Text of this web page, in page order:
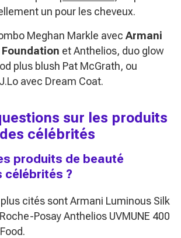
un pour les cheveux.
Meghan Markle avec Armani
et Anthelios, duo glow
plus blush Pat McGrath, ou
avec Dream Coat.
sur les produits
célébrités
produits de beauté
célébrités ?
cités sont Armani Luminous Silk
Posay Anthelios UVMUNE 400